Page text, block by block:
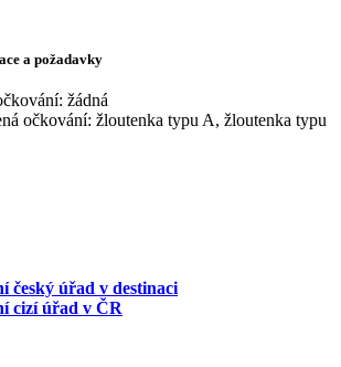
a požadavky
žádná
očkování: žloutenka typu A, žloutenka typu
český úřad v destinaci
cizí úřad v ČR